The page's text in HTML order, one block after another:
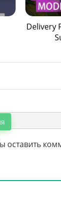
Delivery
оставить